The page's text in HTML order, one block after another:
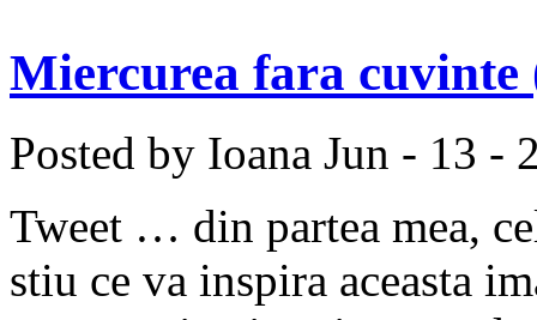
Miercurea fara cuvinte
Posted by Ioana Jun - 13 -
Tweet … din partea mea,
stiu ce va inspira aceasta